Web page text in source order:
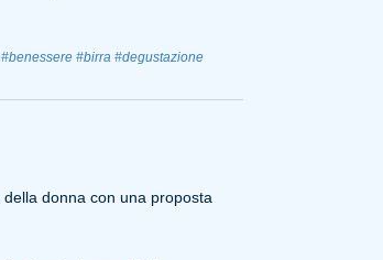
#benessere #birra #degustazione
donna con una proposta